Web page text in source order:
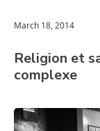
March 18, 2014
Religion et
complexe